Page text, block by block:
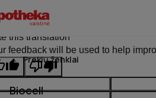
Prekių ženklai
Biocell
text
this translation
feedback will be used to help